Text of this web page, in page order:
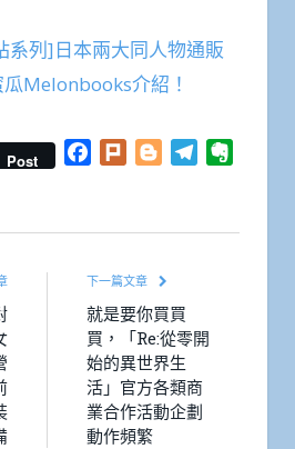
系列]日本兩大同人物通販
Melonbooks介紹！
Post Facebook
Plurk BloggerTelegram
下一篇文章
就是要你買買
買，「Re:從零開
始的異世界生
活」官方各類商
業合作活動企劃
動作頻繁